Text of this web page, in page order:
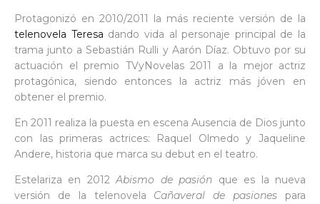
Protagonizó en 2010/2011 la más reciente versión de la
telenovela Teresa dando vida al personaje principal de la
trama junto a Sebastián Rulli y Aarón Díaz. Obtuvo por su
actuación el premio TVyNovelas 2011 a la mejor actriz
protagónica, siendo entonces la actriz más jóven en
obtener el premio.
En 2011 realiza la puesta en escena Ausencia de Dios junto
con las primeras actrices: Raquel Olmedo y Jaqueline
Andere, historia que marca su debut en el teatro.
Estelariza en 2012Abismo de pasión que es la nueva
versión de la telenovela Cañaveral de pasiones para